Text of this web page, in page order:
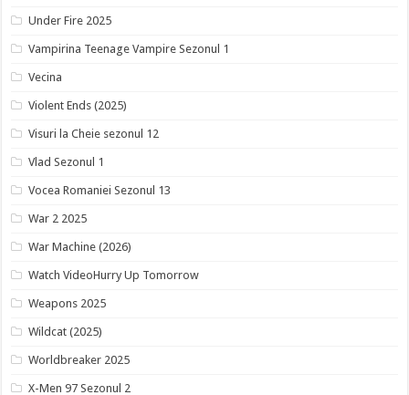
Under Fire 2025
Vampirina Teenage Vampire Sezonul 1
Vecina
Violent Ends (2025)
Visuri la Cheie sezonul 12
Vlad Sezonul 1
Vocea Romaniei Sezonul 13
War 2 2025
War Machine (2026)
Watch VideoHurry Up Tomorrow
Weapons 2025
Wildcat (2025)
Worldbreaker 2025
X-Men 97 Sezonul 2